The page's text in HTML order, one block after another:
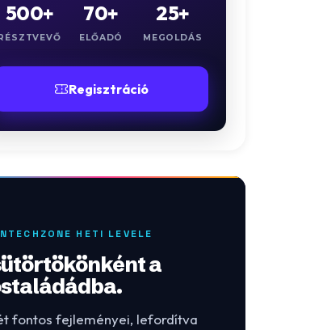
500+
RÉSZTVEVŐ
70+
ELŐADÓ
25+
MEGOLDÁS
Regisztráció
HETI LEVELE
a
fontos fejleményei, lefordítva